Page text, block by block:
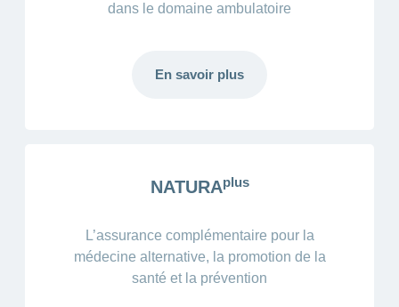
dans le domaine ambulatoire
En savoir plus
NATURAplus
L’assurance complémentaire pour la
médecine alternative, la promotion de la
santé et la prévention